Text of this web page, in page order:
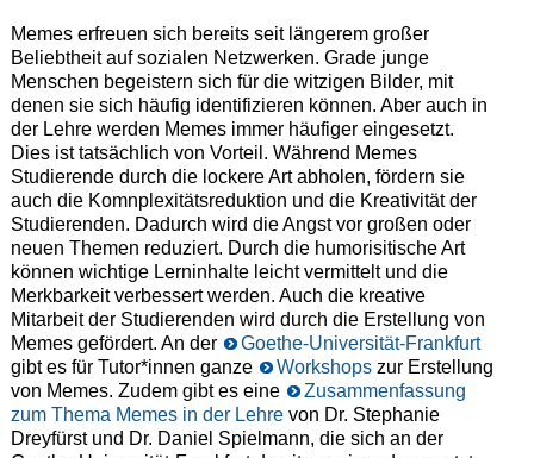
Memes erfreuen sich bereits seit längerem großer
Beliebtheit auf sozialen Netzwerken. Grade junge
Menschen begeistern sich für die witzigen Bilder, mit
denen sie sich häufig identifizieren können. Aber auch in
der Lehre werden Memes immer häufiger eingesetzt.
Dies ist tatsächlich von Vorteil. Während Memes
Studierende durch die lockere Art abholen, fördern sie
auch die Komnplexitätsreduktion und die Kreativität der
Studierenden. Dadurch wird die Angst vor großen oder
neuen Themen reduziert. Durch die humorisitische Art
können wichtige Lerninhalte leicht vermittelt und die
Merkbarkeit verbessert werden. Auch die kreative
Mitarbeit der Studierenden wird durch die Erstellung von
Memes gefördert. An der
Goethe-Universität-Frankfurt
gibt es für Tutor*innen ganze
Workshopszur Erstellung
von Memes. Zudem gibt es eine
Zusammenfassung
zum Thema Memes in der Lehrevon Dr. Stephanie
Dreyfürstund Dr. Daniel Spielmann, die sich an der